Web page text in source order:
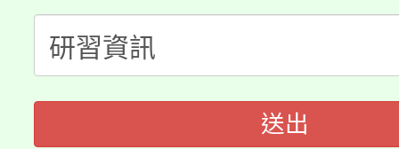
者。
份教師研習
淨零綠生活教案入校路
會
115年食農教育專業人
送出